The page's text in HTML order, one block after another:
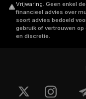
Vrijwaring. Geen enkel
financieel advies over
soort advies bedoeld
gebruik of vertrouwen
en discretie.